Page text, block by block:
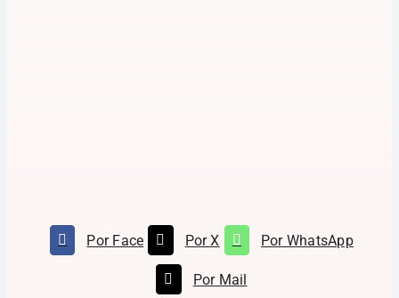
Por Face Por X Por WhatsApp
Por Mail